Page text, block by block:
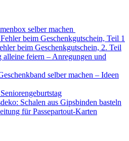
selber machen
beim Geschenkgutschein, Teil 1
beim Geschenkgutschein, 2. Teil
alleine feiern – Anregungen und
selber machen – Ideen
Schalen aus Gipsbinden basteln
für Passepartout-Karten